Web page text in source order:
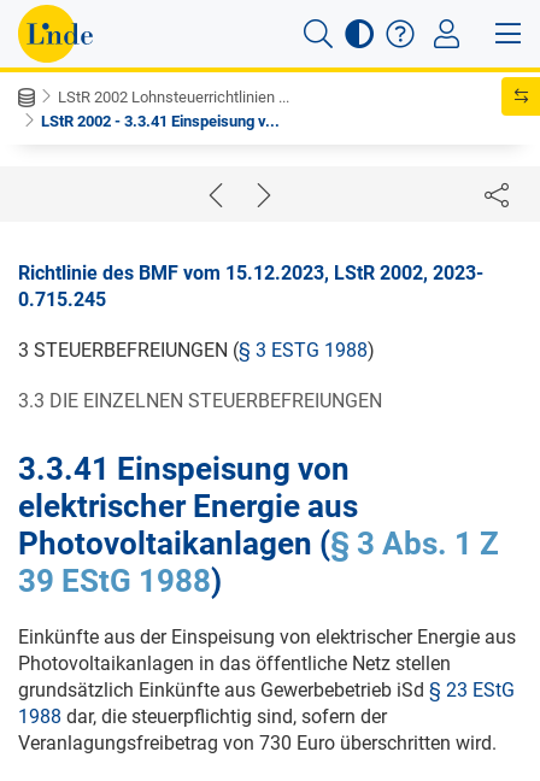
LStR 2002 Lohnsteuerrichtlinien ...
LStR 2002 - 3.3.41 Einspeisung v...
Richtlinie des BMF vom 15.12.2023, LStR 2002, 2023-
0.715.245
3 STEUERBEFREIUNGEN (§ 3 ESTG 1988)
3.3 DIE EINZELNEN STEUERBEFREIUNGEN
3.3.41 Einspeisung von
elektrischer Energie aus
Photovoltaikanlagen (§ 3 Abs. 1 Z
39 EStG 1988)
Einkünfte aus der Einspeisung von elektrischer Energie aus
Photovoltaikanlagen in das öffentliche Netz stellen
grundsätzlich Einkünfte aus Gewerbebetrieb iSd § 23 EStG
1988 dar, die steuerpflichtig sind, sofern der
Veranlagungsfreibetrag von 730 Euro überschritten wird.